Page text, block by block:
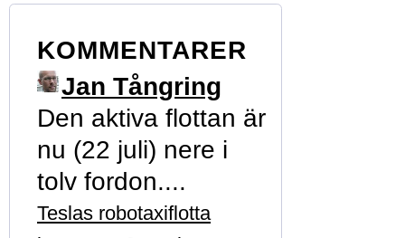
KOMMENTARER
Jan Tångring
Den aktiva flottan är
nu (22 juli) nere i
tolv fordon....
Teslas robotaxiflotta